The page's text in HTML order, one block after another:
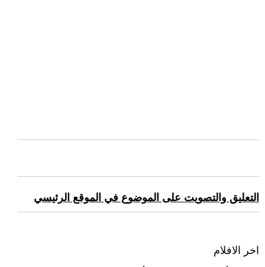
التعليق والتصويت على الموضوع في الموقع الرئيسي
اخر الافلام